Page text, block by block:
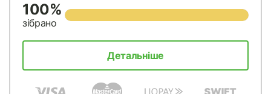
100%
зібрано
Детальніше